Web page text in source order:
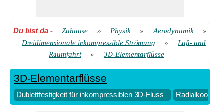
Du bist da - Zuhause » Physik » Aerodynamik
»
Dreidimensionale inkompressible Strömung
»
Luft- und
Raumfahrt
» 3D-Elementarflüsse
3D-Elementarflüsse
Dublettfestigkeit für inkompressiblen 3D-Fluss